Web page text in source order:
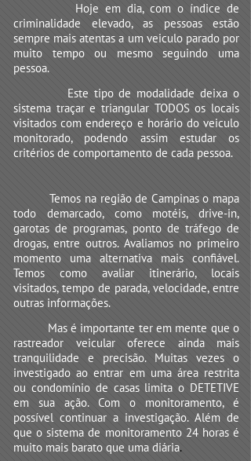
Hoje em dia, com o índice de
criminalidade elevado, as pessoas estão
sempre mais atentas a um veiculo parado por
muito tempo ou mesmo seguindo uma
pessoa.
Este tipo de modalidade deixa o
sistema traçar e triangular TODOS os locais
visitados com endereço e horário do veiculo
monitorado, podendo assim estudar os
critérios de comportamento de cada pessoa.
Temos na região de Campinas o mapa
todo demarcado, como motéis, drive-in,
garotas de programas, ponto de tráfego de
drogas, entre outros. Avaliamos no primeiro
momento uma alternativa mais confiável.
Temos como avaliar itinerário, locais
visitados, tempo de parada, velocidade, entre
outras informações.
Mas é importante ter em mente que o
rastreador veicular oferece ainda mais
tranquilidade e precisão. Muitas vezes o
investigado ao entrar em uma área restrita
ou condomínio de casas limita o DETETIVE
em sua ação. Com o monitoramento, é
possível continuar a investigação. Além de
que o sistema de monitoramento 24 horas é
muito mais barato que uma diária.